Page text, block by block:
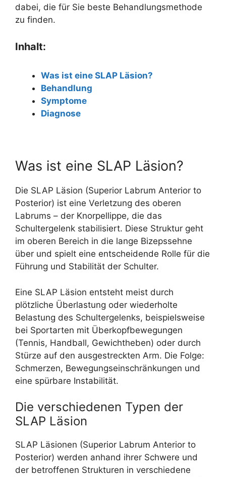
dabei, die für Sie beste Behandlungsmethode
zu finden.
Inhalt:
Was ist eine SLAP Läsion?
Behandlung
Symptome
Diagnose
Was ist eine SLAP Läsion?
Die SLAP Läsion (Superior Labrum Anterior to
Posterior) ist eine Verletzung des oberen
Labrums – der Knorpellippe, die das
Schultergelenk stabilisiert. Diese Struktur geht
im oberen Bereich in die lange Bizepssehne
über und spielt eine entscheidende Rolle für die
Führung und Stabilität der Schulter.
Eine SLAP Läsion entsteht meist durch
plötzliche Überlastung oder wiederholte
Belastung des Schultergelenks, beispielsweise
bei Sportarten mit Überkopfbewegungen
(Tennis, Handball, Gewichtheben) oder durch
Stürze auf den ausgestreckten Arm. Die Folge:
Schmerzen, Bewegungseinschränkungen und
eine spürbare Instabilität.
Die verschiedenen Typen der
SLAP Läsion
SLAP Läsionen (Superior Labrum Anterior to
Posterior) werden anhand ihrer Schwere und
der betroffenen Strukturen in verschiedene